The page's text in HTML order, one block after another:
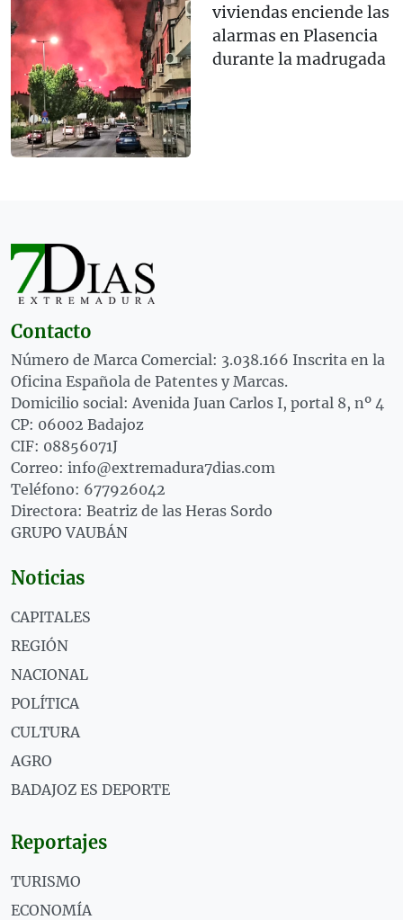
viviendas enciende las
alarmas en Plasencia
durante la madrugada
Contacto
Número de Marca Comercial: 3.038.166 Inscrita en la
Oficina Española de Patentes y Marcas.
Domicilio social: Avenida Juan Carlos I, portal 8, nº 4
CP: 06002 Badajoz
CIF: 08856071J
Correo: info@extremadura7dias.com
Teléfono: 677926042
Directora: Beatriz de las Heras Sordo
GRUPO VAUBÁN
Noticias
CAPITALES
REGIÓN
NACIONAL
POLÍTICA
CULTURA
AGRO
BADAJOZ ES DEPORTE
Reportajes
TURISMO
ECONOMÍA